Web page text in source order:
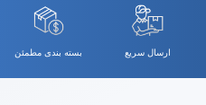
ارسال سریع بسته بندی مطمئن